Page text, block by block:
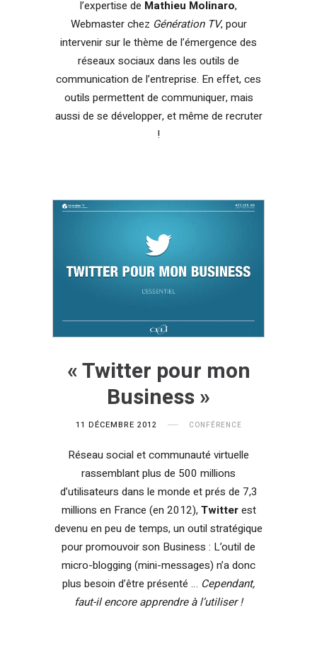
l’expertise de Mathieu Molinaro,
Webmaster chez Génération TV, pour
intervenir sur le thème de l’émergence des
réseaux sociaux dans les outils de
communication de l’entreprise. En effet, ces
outils permettent de communiquer, mais
aussi de se développer, et même de recruter
!
« Twitter pour mon
Business »
11 DÉCEMBRE 2012 CONFÉRENCE
Réseau social et communauté virtuelle
rassemblant plus de 500 millions
d’utilisateurs dans le monde et prés de 7,3
millions en France (en 2012),Twitterest
devenu en peu de temps, un outil stratégique
pour promouvoir son Business : L’outil de
micro-blogging (mini-messages) n’a donc
plus besoin d’être présenté … Cependant,
faut-il encore apprendre à l’utiliser !